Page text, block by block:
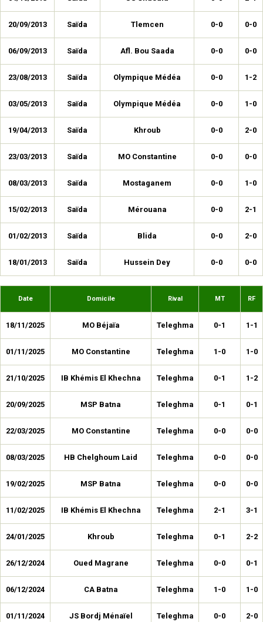
20/09/2013 Saïda Tlemcen 0-0 0-0
06/09/2013 Saïda Afl. Bou Saada 0-0 0-0
23/08/2013 Saïda Olympique Médéa 0-0 1-2
03/05/2013 Saïda Olympique Médéa 0-0 1-0
19/04/2013 Saïda Khroub 0-0 2-0
23/03/2013 Saïda MO Constantine 0-0 0-0
08/03/2013 Saïda Mostaganem 0-0 1-0
15/02/2013 Saïda Mérouana 0-0 2-1
01/02/2013 Saïda Blida 0-0 2-0
18/01/2013 Saïda Hussein Dey 0-0 0-0
Date Domicile Rival MT RF
18/11/2025 MO Béjaïa Teleghma 0-1 1-1
01/11/2025 MO Constantine Teleghma 1-0 1-0
21/10/2025 IB Khémis El Khechna Teleghma 0-1 1-2
20/09/2025 MSP Batna Teleghma 0-1 0-1
22/03/2025 MO Constantine Teleghma 0-0 0-0
08/03/2025 HB Chelghoum Laid Teleghma 0-0 0-0
19/02/2025 MSP Batna Teleghma 0-0 0-0
11/02/2025 IB Khémis El Khechna Teleghma 2-1 3-1
24/01/2025 Khroub Teleghma 0-1 2-2
26/12/2024 Oued Magrane Teleghma 0-0 0-1
06/12/2024 CA Batna Teleghma 1-0 1-0
01/11/2024 JS Bordj Ménaïel Teleghma 0-0 2-0